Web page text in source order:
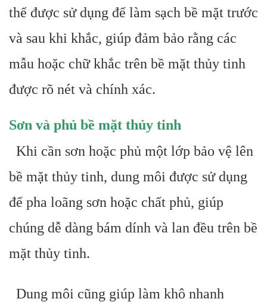
thể được sử dụng để làm sạch bề mặt trước
và sau khi khắc, giúp đảm bảo rằng các
mẫu hoặc chữ khắc trên bề mặt thủy tinh
được rõ nét và chính xác.
Sơn và phủ bề mặt thủy tinh
Khi cần sơn hoặc phủ một lớp bảo vệ lên
bề mặt thủy tinh, dung môi được sử dụng
để pha loãng sơn hoặc chất phủ, giúp
chúng dễ dàng bám dính và lan đều trên bề
mặt thủy tinh.
Dung môi cũng giúp làm khô nhanh